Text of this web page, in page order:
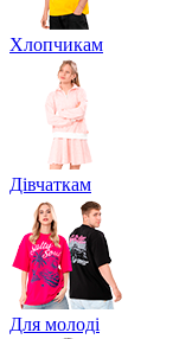
Хлопчикам
Дівчаткам
Для молоді